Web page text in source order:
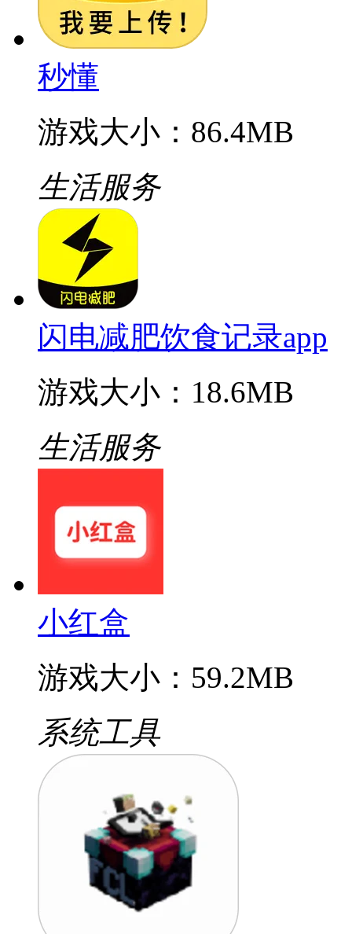
秒懂
游戏大小：86.4MB
生活服务
闪电减肥饮食记录app
游戏大小：18.6MB
生活服务
小红盒
游戏大小：59.2MB
系统工具